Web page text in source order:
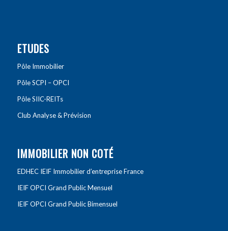
ETUDES
Pôle Immobilier
Pôle SCPI – OPCI
Pôle SIIC-REITs
Club Analyse & Prévision
IMMOBILIER NON COTÉ
EDHEC IEIF Immobilier d’entreprise France
IEIF OPCI Grand Public Mensuel
IEIF OPCI Grand Public Bimensuel